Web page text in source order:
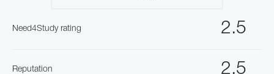
2.5
Need4Study rating
2.5
Reputation